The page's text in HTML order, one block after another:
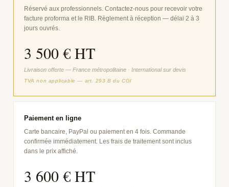
Réservé aux professionnels. Contactez-nous pour recevoir votre
facture proforma et le RIB. Règlement à réception — délai 2 à 3
jours ouvrés.
3 500 € HT
Livraison offerte — France métropolitaine · International sur devis
TVA non applicable — art. 293 B du CGI
Paiement en ligne
Carte bancaire, PayPal ou paiement en 4 fois. Commande
confirmée immédiatement. Les frais de traitement sont inclus
dans le prix affiché.
3 600 € HT